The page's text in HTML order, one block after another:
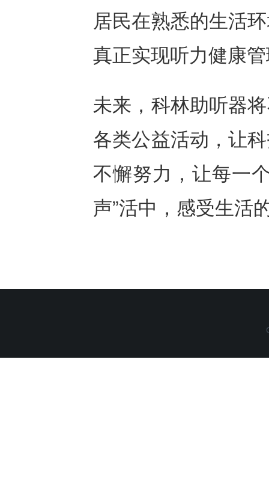
居民在熟悉的生活
真正实现听力健康
未来，科林助听器
各类公益活动，让
不懈努力，让每一
声”活中，感受生活